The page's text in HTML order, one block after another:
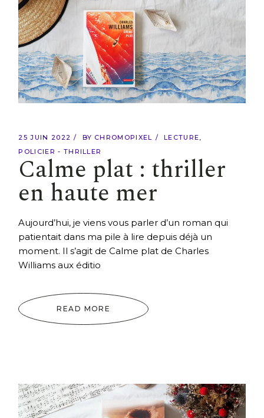
25 JUIN 2022 BY CHROMOPIXEL
LECTURE
POLICIER - THRILLER
Calme plat : thriller
en haute mer
Aujourd’hui, je viens vous parler d’un roman qui
patientait dans ma pile à lire depuis déjà un
moment. Il s’agit de Calme plat de Charles
Williams aux éditio
READ MORE